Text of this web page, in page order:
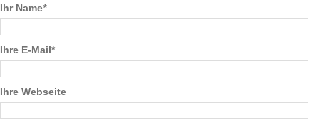
Ihr Name*
Ihre E-Mail*
Ihre Webseite